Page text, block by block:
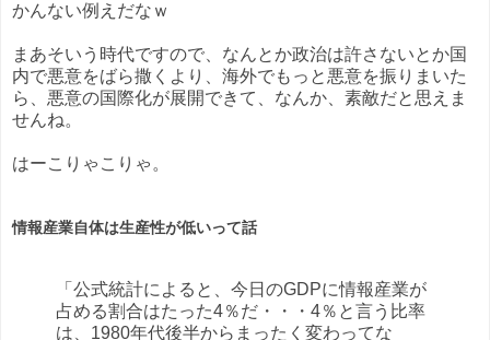
かんない例えだなｗ
まあそいう時代ですので、なんとか政治は許さないとか国
内で悪意をばら撒くより、海外でもっと悪意を振りまいた
ら、悪意の国際化が展開できて、なんか、素敵だと思えま
せんね。
はーこりゃこりゃ。
情報産業自体は生産性が低いって話
「公式統計によると、今日のGDPに情報産業が
占める割合はたった4％だ・・・4％と言う比率
は、1980年代後半からまったく変わってな